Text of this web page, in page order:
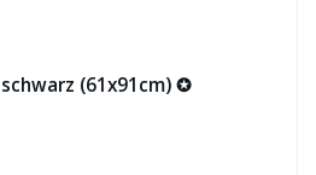
schwarz (61x91cm) ✪